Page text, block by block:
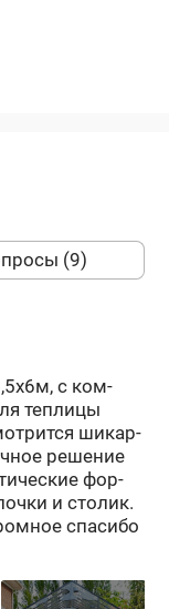
(9)
с ком­
теп­ли­цы
ши­кар­
ре­ше­ние
фор­
и сто­лик.
спа­си­бо